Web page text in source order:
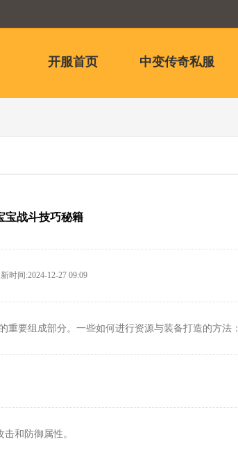
开服首页 中变传奇私服
宝战斗技巧秘籍
时间:2024-12-27 09:09
要组成部分。一些如何进行资源与装备打造的方法：
和防御属性。